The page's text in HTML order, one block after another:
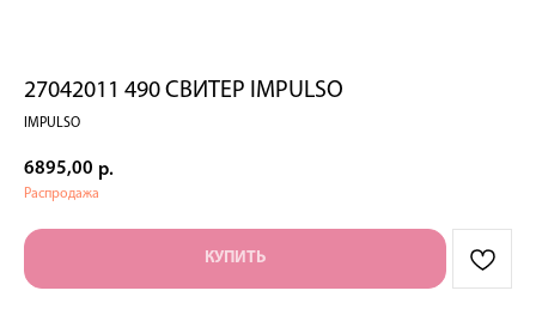
27042011 490 СВИТЕР IMPULSO
IMPULSO
6895,00 р.
Распродажа
КУПИТЬ